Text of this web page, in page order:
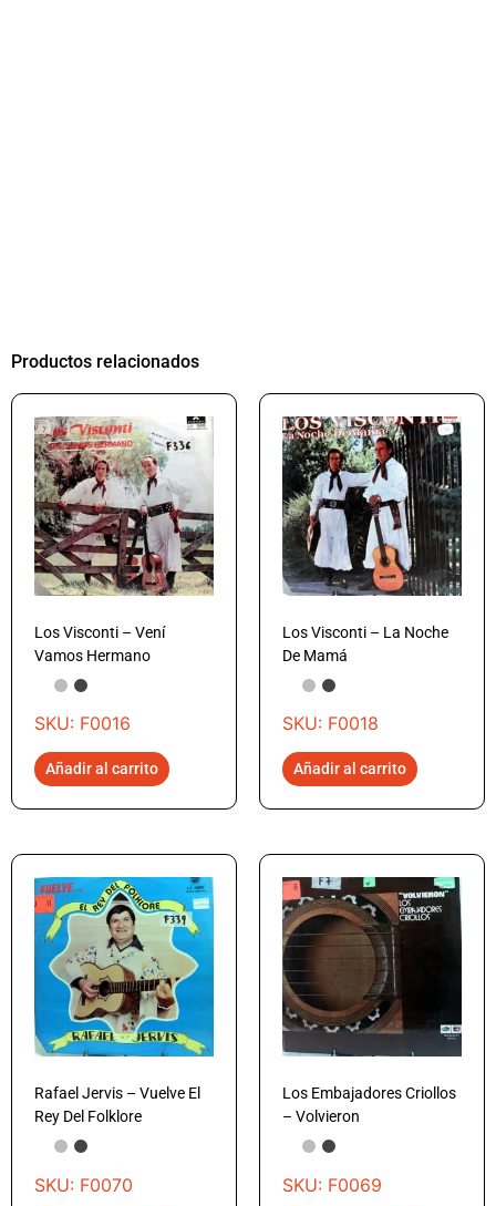
Productos relacionados
Los Visconti – Vení
Vamos Hermano
SKU: F0016
Añadir al carrito
Los Visconti – La Noche
De Mamá
SKU: F0018
Añadir al carrito
Rafael Jervis – Vuelve El
Rey Del Folklore
SKU: F0070
Los Embajadores Criollos
– Volvieron
SKU: F0069